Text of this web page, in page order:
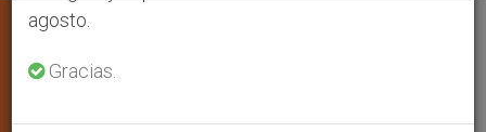
agosto.
Gracias.